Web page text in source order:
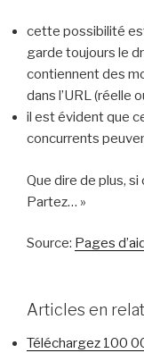
cette possibilité
garde toujours le
contiennent des
dans l’URL (réelle
il est évident que
concurrents
Que dire de plus, si
Partez… »
Source: Pages
Articles en
Téléchargez 100